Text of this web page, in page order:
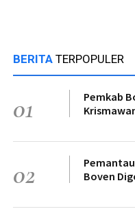
BERITA TERPOPULER
01
Pemkab
02
Boven